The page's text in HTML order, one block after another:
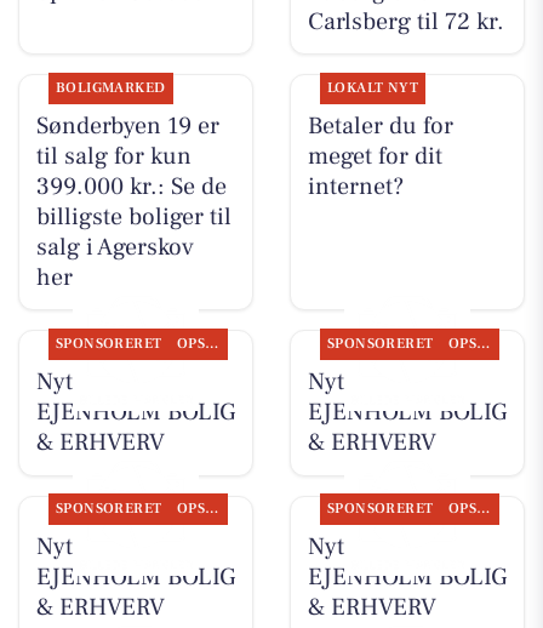
Carlsberg til 72 kr.
BOLIGMARKED
Sønderbyen 19 er
til salg for kun
399.000 kr.: Se de
billigste boliger til
salg i Agerskov
her
LOKALT NYT
Betaler du for
meget for dit
internet?
SPONSORERET OPSLAGSTAVLEN
Nyt fra
EJENHOLM BOLIG
& ERHVERV
SPONSORERET OPSLAGSTAVLEN
Nyt fra
EJENHOLM BOLIG
& ERHVERV
SPONSORERET OPSLAGSTAVLEN
Nyt fra
EJENHOLM BOLIG
& ERHVERV
SPONSORERET OPSLAGSTAVLEN
Nyt fra
EJENHOLM BOLIG
& ERHVERV